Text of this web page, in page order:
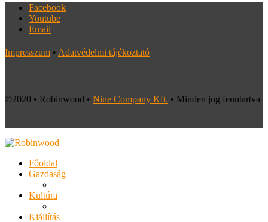
Facebook
Youtube
Email
Impresszum • Adatvédelmi tájékoztató
©2020 • Robinwood • Nine Company Kft. • Minden jog fenntartva
Főoldal
Gazdaság
Kultúra
Kiállítás